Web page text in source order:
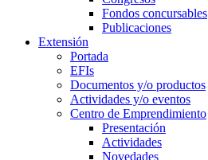
Fondos concursables
Publicaciones
Extensión
Portada
EFIs
Documentos y/o productos
Actividades y/o eventos
Centro de Emprendimiento
Presentación
Actividades
Novedades